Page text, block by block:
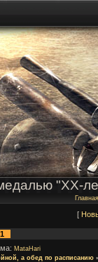
"ХХ-
Главная
[
1
MataHari
а обед по расписанию